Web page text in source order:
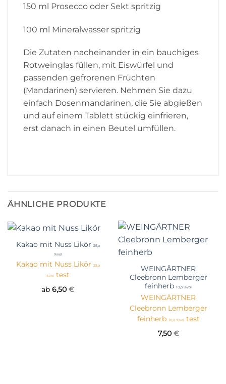
150 ml Prosecco oder Sekt spritzig
100 ml Mineralwasser spritzig
Die Zutaten nacheinander in ein bauchiges
Rotweinglas füllen, mit Eiswürfel und
passenden gefrorenen Früchten
(Mandarinen) servieren. Nehmen Sie dazu
einfach Dosenmandarinen, die Sie abgießen
und auf einem Tablett stückig einfrieren,
erst danach in einen Beutel umfüllen.
ÄHNLICHE PRODUKTE
Kakao mit Nuss Likör 25,o
%vol
Kakao mit Nuss Likör 25,o
%vol test
ab 6,50 €
WEINGÄRTNER
Cleebronn Lemberger
feinherb 10,o %vol
WEINGÄRTNER
Cleebronn Lemberger
feinherb 10,o %voltest
7,50 €